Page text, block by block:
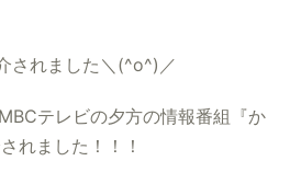
されました＼(^o^)／
MBCテレビの夕方の情報番組『か
れました！！！